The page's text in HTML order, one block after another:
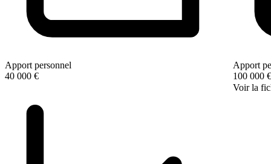
Apport personnel
40 000 €
Apport
100 000 €
Voir la